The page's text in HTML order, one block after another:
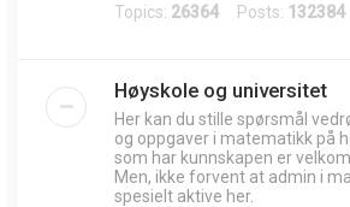
Topics: 26364 Posts: 132384
Høyskole og universitet
Her kan du stille spørsmål
og oppgaver i matematikk på
som har kunnskapen er
Men, ikke forvent at admin i
spesielt aktive her.